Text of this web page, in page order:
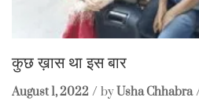
कुछ ख़ास था इस बार
August 1, 2022 by Usha Chhabra